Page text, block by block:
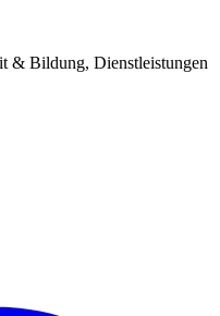
& Bildung, Dienstleistungen